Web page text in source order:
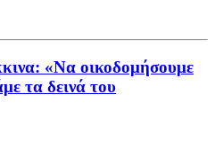
«Να οικοδομήσουμε
τα δεινά του